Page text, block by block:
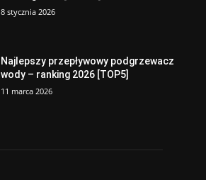
8 stycznia 2026
Najlepszy przepływowy podgrzewacz
wody – ranking 2026 [TOP5]
11 marca 2026